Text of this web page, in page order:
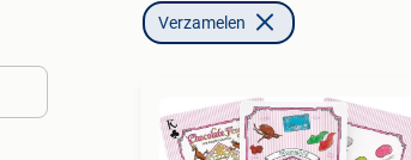
Verzamelen